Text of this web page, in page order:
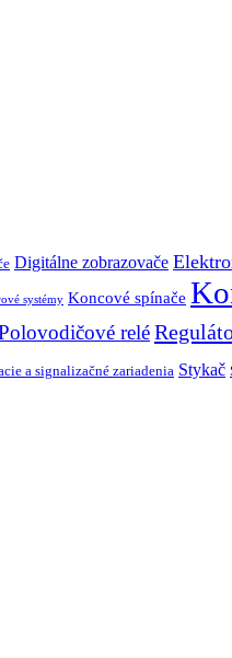
Digitálne zobrazovače
systémy Koncové spínače
relé
a signalizačné zariadenia Stykač